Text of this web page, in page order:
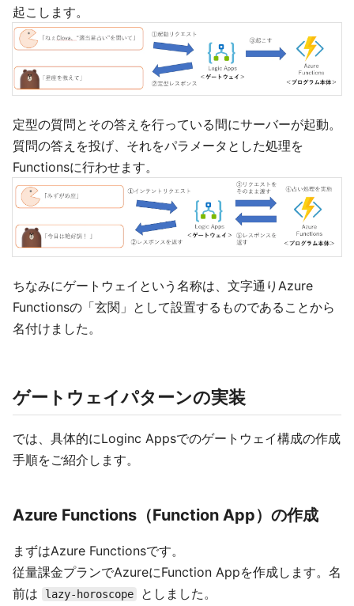
起こします。
定型の質問とその答えを行っている間にサーバーが起動。
質問の答えを投げ、それをパラメータとした処理を
Functionsに行わせます。
ちなみにゲートウェイという名称は、文字通りAzure
Functionsの「玄関」として設置するものであることから
名付けました。
ゲートウェイパターンの実装
では、具体的にLoginc Appsでのゲートウェイ構成の作成
手順をご紹介します。
Azure Functions（Function App）の作成
まずはAzure Functionsです。
従量課金プランでAzureにFunction Appを作成します。名
前は
lazy-horoscope としました。